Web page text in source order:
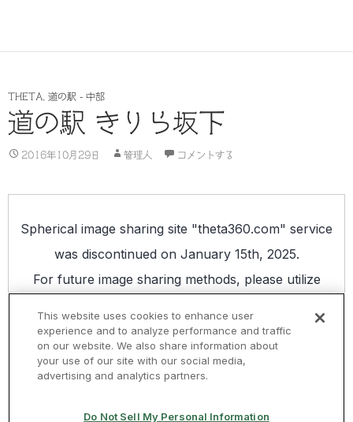
THETA 道の駅 - 中部
道の駅 きりら坂下
2016年10月29日 管理人 コメントする